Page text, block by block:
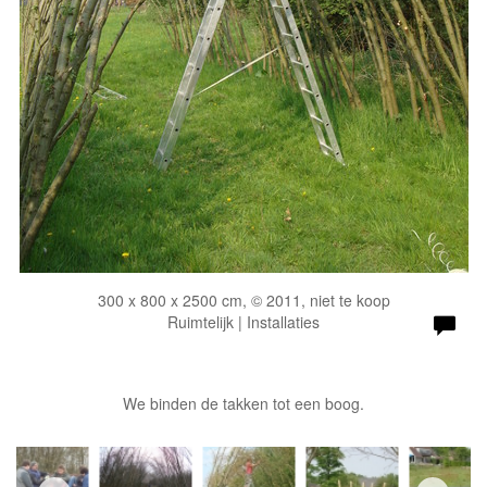
300 x 800 x 2500 cm, © 2011, niet te koop
Ruimtelijk | Installaties
We binden de takken tot een boog.